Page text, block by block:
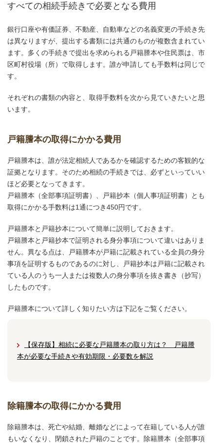
すべての相続手続きで必要となる費用
銀行口座や有価証券、不動産、自動車などの名義変更の手続き先
は異なりますが、提出する書類には共通のものが複数含まれてい
ます。多くの手続きで提出を求められる戸籍謄本や住民票は、市
区町村役場（所）で取得します。誰が申請しても手数料は同じで
す。
それぞれの書類の内容と、取得手数料を次から見ていきたいと思
います。
戸籍謄本の取得にかかる費用
戸籍謄本は、誰が法定相続人であるかを確認するための客観的な
証拠となります。そのため相続の手続きでは、必ずといっていい
ほど必要となってきます。
戸籍謄本（全部事項証明書）、戸籍抄本（個人事項証明書）とも
取得にかかる手数料は1通につき450円です。
戸籍謄本と戸籍抄本について簡単に説明しておきます。
戸籍謄本と戸籍抄本で証明される身分事項について違いはありま
せん。異なる点は、戸籍謄本が戸籍に記載されている全員の身分
事項を証明するものであるのに対し、戸籍抄本は戸籍に記載され
ている人のうち一人または複数人の身分事項を抜き書き（抄写）
したものです。
戸籍謄本について詳しく知りたい方は下記をご覧ください。
【保存版】相続に必要な戸籍謄本の取り方は？ 戸籍謄
本が必要な手続きや有効期限・必要数を解説
除籍謄本の取得にかかる費用
除籍謄本は、死亡や結婚、離婚などによって在籍している人が誰
もいなくなり、閉鎖された戸籍のことです。除籍謄本（全部事項